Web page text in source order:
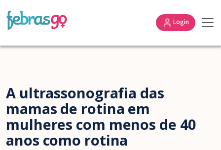
Login
A ultrassonografia das
mamas de rotina em
mulheres com menos de 40
anos como rotina